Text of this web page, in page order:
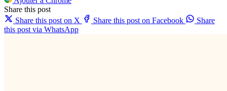
Share this post
Share this post on X
Share this post on Facebook
Share
this post via WhatsApp